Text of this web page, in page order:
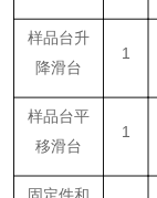
样品台升
降滑台
1
样品台平
移滑台
1